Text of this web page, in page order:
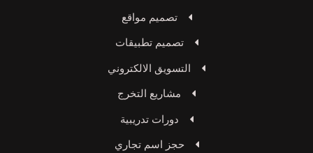
تصميم مواقع
تصميم تطبيقات
التسويق الالكتروني
مشاريع التخرج
دورات تدريبية
حجز اسم تجاري